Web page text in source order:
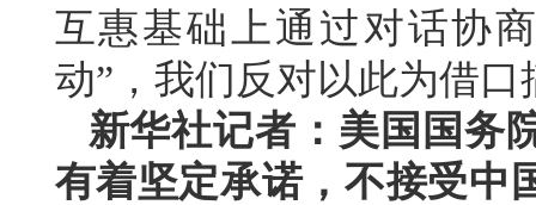
互惠基础上通过对话协
动”，我们反对以此为借口
新华社记者：美国国务
有着坚定承诺，不接受中